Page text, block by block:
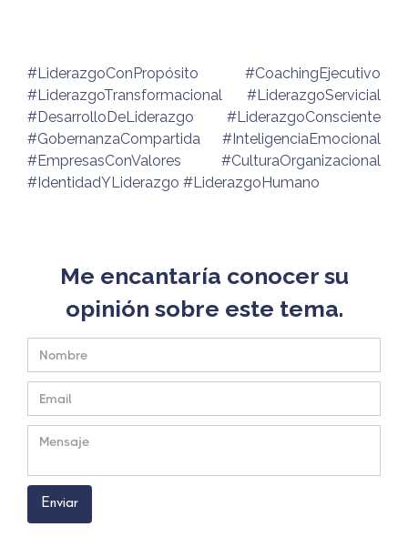
#LiderazgoConPropósito #CoachingEjecutivo
#LiderazgoTransformacional #LiderazgoServicial
#DesarrolloDeLiderazgo #LiderazgoConsciente
#GobernanzaCompartida #InteligenciaEmocional
#EmpresasConValores #CulturaOrganizacional
#IdentidadYLiderazgo #LiderazgoHumano
Me encantaría conocer su
opinión sobre este tema.